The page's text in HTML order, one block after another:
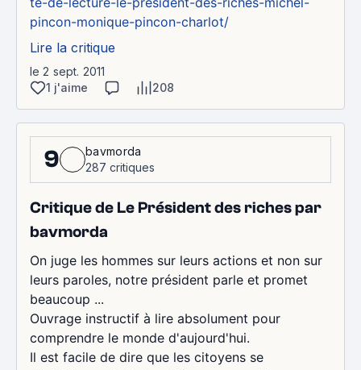
pincon-monique-pincon-charlot/
Lire la critique
le 2 sept. 2011
1 j'aime
208
9
bavmorda
287 critiques
Critique de Le Président des riches par
bavmorda
On juge les hommes sur leurs actions et non sur
leurs paroles, notre président parle et promet
beaucoup ...
Ouvrage instructif à lire absolument pour
comprendre le monde d'aujourd'hui.
Il est facile de dire que les citoyens se